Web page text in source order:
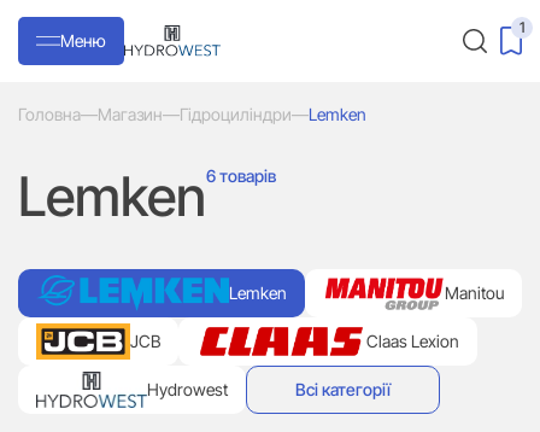
Меню
1
Головна—Магазин—Гідроциліндри—Lemken
Lemken6 товарів
Manitou
JCB Claas Lexion
Lemken
Hydrowest Всі категорії